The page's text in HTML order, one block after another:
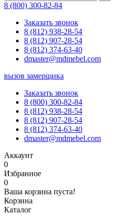
8 (800) 300-82-84
Заказать звонок
8 (812) 938-28-54
8 (812) 907-28-54
8 (812) 374-63-40
dmaster@mdmebel.com
вызов замерщика
Заказать звонок
8 (800) 300-82-84
8 (812) 938-28-54
8 (812) 907-28-54
8 (812) 374-63-40
dmaster@mdmebel.com
Аккаунт
0
Избранное
0
Ваша корзина пуста!
Корзина
Каталог